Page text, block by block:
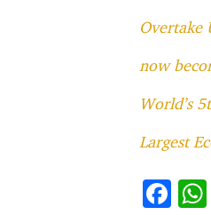
Overtake
now
World’s
Largest
F